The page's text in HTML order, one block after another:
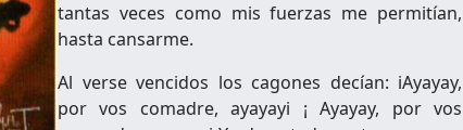
tantas veces como mis fuerzas me permitían,
hasta cansarme.
Al verse vencidos los cagones de­cían: iAyayay,
por vos comadre, ayayayi ¡ Ayayay, por vos